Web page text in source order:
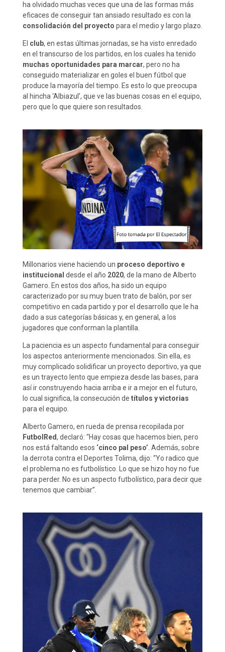
ha olvidado muchas veces que una de las formas más
eficaces de conseguir tan ansiado resultado es con la
consolidación del proyecto para el medio y largo plazo.
El club, en estas últimas jornadas, se ha visto enredado
en el transcurso de los partidos, en los cuales ha tenido
muchas oportunidades para marcar, pero no ha
conseguido materializar en goles el buen fútbol que
produce la mayoría del tiempo. Es esto lo que preocupa
al hincha ‘Albiazul’, que ve las buenas cosas en el equipo,
pero que lo que quiere son resultados.
Millonarios viene haciendo un proceso deportivo e
institucional desde el año 2020, de la mano de Alberto
Gamero. En estos dos años, ha sido un equipo
caracterizado por su muy buen trato de balón, por ser
competitivo en cada partido y por el desarrollo que le ha
dado a sus categorías básicas y, en general, a los
jugadores que conforman la plantilla.
La paciencia es un aspecto fundamental para conseguir
los aspectos anteriormente mencionados. Sin ella, es
muy complicado solidificar un proyecto deportivo, ya que
es un trayecto lento que empieza desde las bases, para
así ir construyendo hacia arriba e ir a mejor en el futuro,
lo cual significa, la consecución de títulos y victorias
para el equipo.
Alberto Gamero, en rueda de prensa recopilada por
FutbolRed, declaró: “Hay cosas que hacemos bien, pero
nos está faltando esos ‘cinco pal peso’. Además, sobre
la derrota contra el Deportes Tolima, dijo: “Yo radico que
el problema no es futbolístico. Lo que se hizo hoy no fue
para perder. No es un aspecto futbolístico, para decir que
tenemos que cambiar”.